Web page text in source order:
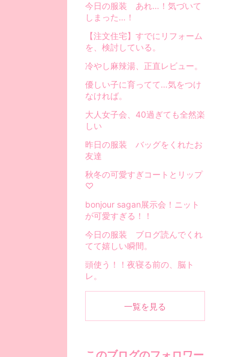
今日の服装 あれ…！気づいて
しまった…！
【注文住宅】すでにリフォーム
を、検討している。
冷やし麻辣湯、正直レビュー。
優しい子に育ってて…気をつけ
なければ。
大人女子会、40過ぎても全然楽
しい
昨日の服装 バッグをくれたお
友達
秋冬の可愛すぎコートとリップ
♡
bonjour sagan展示会！ニット
が可愛すぎる！！
今日の服装 ブログ読んでくれ
てて嬉しい瞬間。
頭使う！！夜寝る前の、脳ト
レ。
一覧を見る